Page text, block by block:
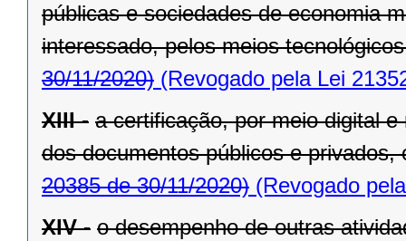
públicas e sociedades de economia
interessado, pelos meios
30/11/2020) (Revogado pela Lei
XIII - a certificação, por meio digital
dos documentos públicos e privados,
20385 de 30/11/2020) (Revogado
XIV - o desempenho de outras